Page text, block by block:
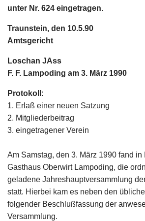
unter Nr. 624 eingetragen.
Traunstein, den 10.5.90
Amtsgericht
Loschan JAss
F. F. Lampoding am 3. März 1990
Protokoll:
1. Erlaß einer neuen Satzung
2. Mitgliederbeitrag
3. eingetragener Verein
Am Samstag, den 3. März 1990 fand in
Gasthaus Oberwirt Lampoding, die
geladene Jahreshauptversammlung
statt. Hierbei kam es neben den
folgender Beschlußfassung der
Versammlung.